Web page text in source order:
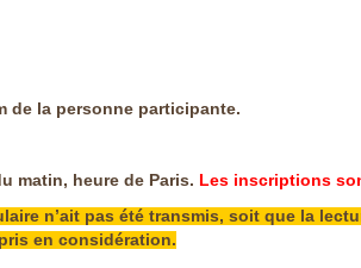
de la personne participante.
matin, heure de Paris. Les inscriptions
n’ait pas été transmis, soit que la
en considération.